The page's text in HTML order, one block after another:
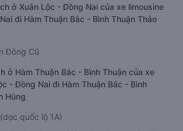
ở Xuân Lộc - Đồng Nai của xe limousine
đi Hàm Thuận Bắc - Bình Thuận Thảo
Đông Cũ
ở Hàm Thuận Bắc - Bình Thuận của xe
- Đồng Nai đi Hàm Thuận Bắc - Bình
Hùng
quốc lộ 1A)